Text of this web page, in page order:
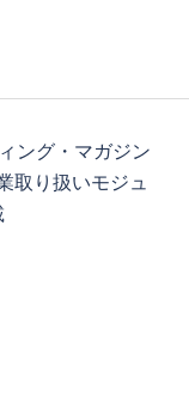
ング・マガジン
取り扱いモジュ